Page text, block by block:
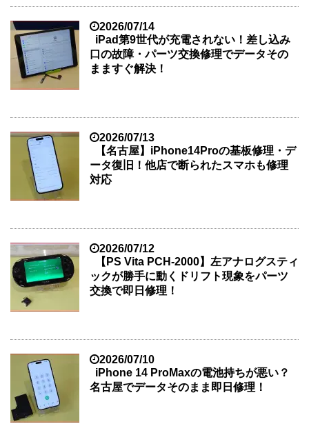
2026/07/14
iPad第9世代が充電されない！差し込み
口の故障・パーツ交換修理でデータその
まますぐ解決！
2026/07/13
【名古屋】iPhone14Proの基板修理・デ
ータ復旧！他店で断られたスマホも修理
対応
2026/07/12
【PS Vita PCH-2000】左アナログスティ
ックが勝手に動くドリフト現象をパーツ
交換で即日修理！
2026/07/10
iPhone 14 ProMaxの電池持ちが悪い？
名古屋でデータそのまま即日修理！